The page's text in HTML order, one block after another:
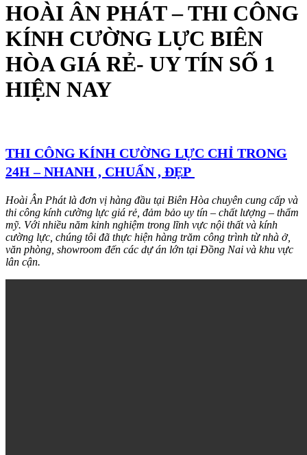
HOÀI ÂN PHÁT – THI CÔNG
KÍNH CƯỜNG LỰC BIÊN
HÒA GIÁ RẺ- UY TÍN SỐ 1
HIỆN NAY
THI CÔNG KÍNH CƯỜNG LỰC CHỈ TRONG
24H – NHANH , CHUẨN , ĐẸP
Hoài Ân Phát là đơn vị hàng đầu tại Biên Hòa chuyên cung cấp và
thi công kính cường lực giá rẻ, đảm bảo uy tín – chất lượng – thẩm
mỹ. Với nhiều năm kinh nghiệm trong lĩnh vực nội thất và kính
cường lực, chúng tôi đã thực hiện hàng trăm công trình từ nhà ở,
văn phòng, showroom đến các dự án lớn tại Đồng Nai và khu vực
lân cận.